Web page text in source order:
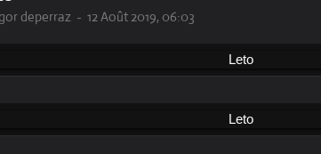
deperraz - 12 Août 2019, 06:03